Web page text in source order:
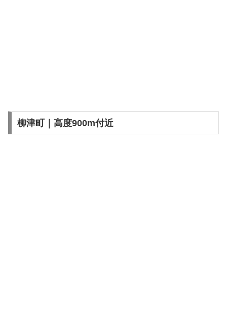
柳津町｜高度900m付近